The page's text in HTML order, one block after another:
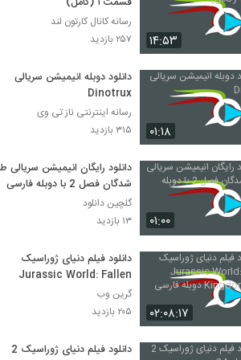
۱۴:۵۳
رسانه کانال کارتون لند
۲۵۷ بازدید
۰۱:۱۸
دانلود دوبله انیمیشن سریالی
Dinotrux
رسانه اینترنتی ناز تی وی
۳۱۵ بازدید
۰۱:۰۰
دانلود رایگان انیمیشن سریالی
شدگان فصل 2 با دوبله فارسی
گلچین دانلود
۱۳ بازدید
۰۲:۰۸:۱۷
دانلود فیلم دنیای ژوراسیک
Jurassic World: Fallen
Kingdom 2018 دوبله فارسی
گرین وب
۲۰۵ بازدید
دانلود فیلم دنیای ژوراسیک 2